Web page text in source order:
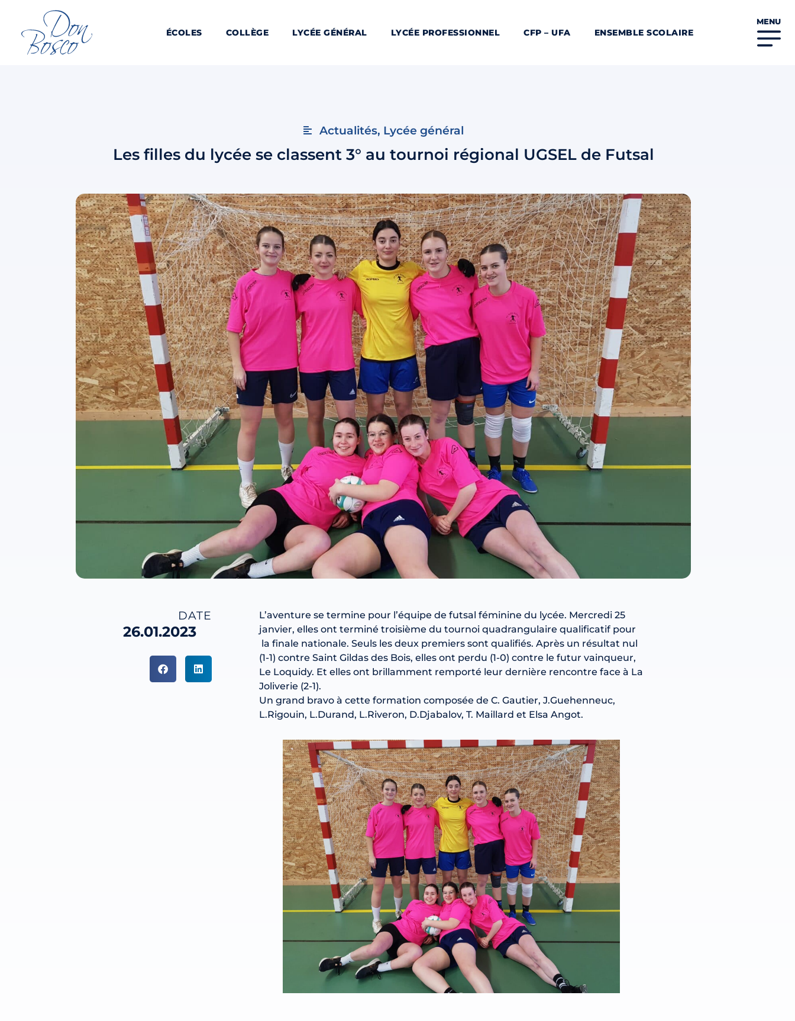
ÉCOLES COLLÈGE LYCÉE GÉNÉRAL LYCÉE PROFESSIONNEL CFP – UFA ENSEMBLE SCOLAIRE
MENU
Actualités, Lycée général
Les filles du lycée se classent 3° au tournoi régional UGSEL de Futsal
DATE
26.01.2023
L’aventure se termine pour l’équipe de futsal féminine du lycée. Mercredi 25
janvier, elles ont terminé troisième du tournoi quadrangulaire qualificatif pour
la finale nationale. Seuls les deux premiers sont qualifiés. Après un résultat nul
(1-1) contre Saint Gildas des Bois, elles ont perdu (1-0) contre le futur vainqueur,
Le Loquidy. Et elles ont brillamment remporté leur dernière rencontre face à La
Joliverie (2-1).
Un grand bravo à cette formation composée de C. Gautier, J.Guehenneuc,
L.Rigouin, L.Durand, L.Riveron, D.Djabalov, T. Maillard et Elsa Angot.